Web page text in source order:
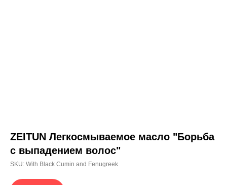
ZEITUN Легкосмываемое масло "Борьба
с выпадением волос"
SKU: With Black Cumin and Fenugreek
Будь в курсе всех новостей